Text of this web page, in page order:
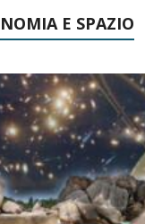
E SPAZIO